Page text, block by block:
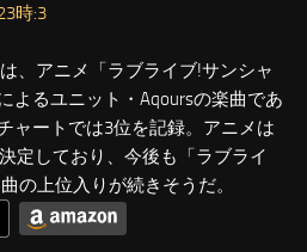
時:3
は、アニメ「ラブライブ!サンシャ
よるユニット・Aqoursの楽曲であ
ャートでは3位を記録。アニメは
定しており、今後も「ラブライ
の上位入りが続きそうだ。